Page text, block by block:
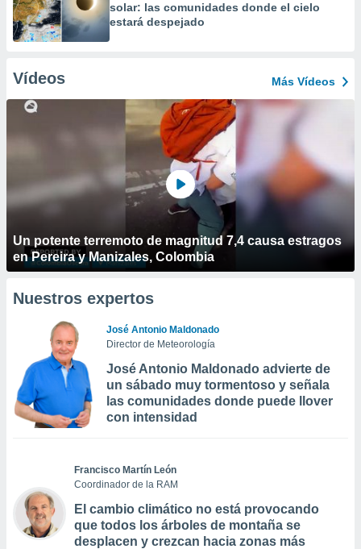
solar: las comunidades donde el cielo
estará despejado
Vídeos Más Vídeos
Un potente terremoto de magnitud 7,4 causa estragos
en Pereira y Manizales, Colombia
Nuestros expertos
José Antonio Maldonado
Director de Meteorología
José Antonio Maldonado advierte de
un sábado muy tormentoso y señala
las comunidades donde puede llover
con intensidad
Francisco Martín León
Coordinador de la RAM
El cambio climático no está provocando
que todos los árboles de montaña se
desplacen y crezcan hacia zonas más